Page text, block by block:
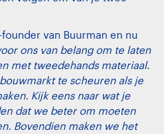
van Buurman en nu
ons van belang om te laten
met tweedehands materiaal.
te scheuren als je
Kijk eens naar wat je
dat we beter om moeten
Bovendien maken we het